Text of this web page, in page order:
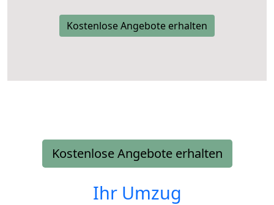
Kostenlose Angebote erhalten
Kostenlose Angebote erhalten
Ihr Umzug